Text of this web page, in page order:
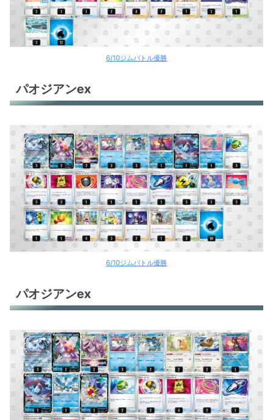
6/10ジムバトル優勝
パオジアンex
6/10ジムバトル優勝
パオジアンex